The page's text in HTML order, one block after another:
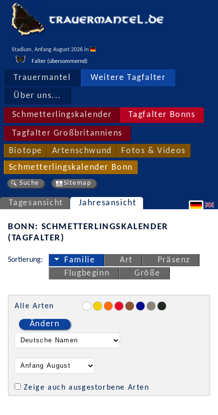
Stadium, Anfang August 2026 in
Falter (übersommernd)
Trauermantel Weitere Tagfalter
Über uns...
Schmetterlingskalender Tagfalter Bonns
Tagfalter Großbritanniens
Biotope Artenschwund Fotos & Videos
Schmetterlingskalender Bonn
Suche Sitemap
Tagesansicht Jahresansicht
BONN: SCHMETTERLINGSKALENDER
(TAGFALTER)
Sortierung: Familie Art
Präsenz
Flugbeginn
Größe
Alle Arten
Ändern
Zeige auch ausgestorbene Arten